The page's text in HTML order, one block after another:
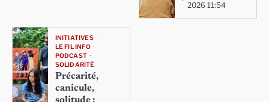
2026 11:54
INITIATIVES
LE FIL INFO
PODCAST
SOLIDARITÉ
Précarité,
canicule,